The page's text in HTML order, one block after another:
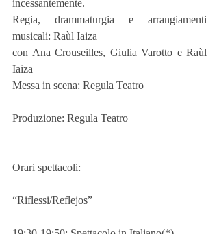
incessantemente.
Regia, drammaturgia e arrangiamenti
musicali: Raùl Iaiza
con Ana Crouseilles, Giulia Varotto e Raùl
Iaiza
Messa in scena: Regula Teatro
Produzione: Regula Teatro
Orari spettacoli:
“Riflessi/Reflejos”